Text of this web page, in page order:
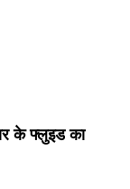
के फ्लुइड का